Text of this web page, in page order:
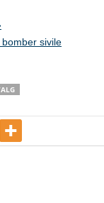
sivile